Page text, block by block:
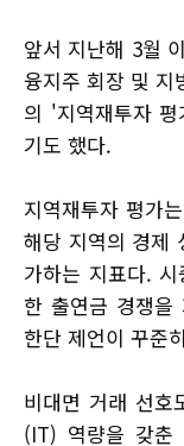
앞서 지난해 3월
융지주 회장 및 지
의 '지역재투자
기도 했다.
지역재투자 평가
해당 지역의 경제
가하는 지표다.
한 출연금 경쟁을
한단 제언이 꾸준
비대면 거래 선호
(IT) 역량을 갖춘